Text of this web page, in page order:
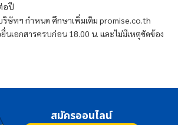
อปี
ริษัทฯ กำหนด ศึกษาเพิ่มเติม promise.co.th
นเอกสารครบก่อน 18.00 น. และไม่มีเหตุขัดข้อง
สมัครออนไลน์